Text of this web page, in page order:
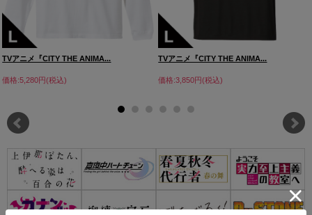
TVアニメ『CITY THE ANIMA...
価格:5,280円(税込)
TVアニメ『CITY THE ANIMA...
価格:3,850円(税込)